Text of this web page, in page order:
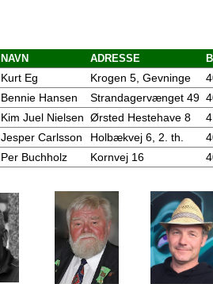
NAVN ADRESSE
Kurt Eg Krogen 5, Gevninge
Bennie Hansen Strandagervænget 49
Kim Juel Nielsen Ørsted Hestehave 8
Jesper Carlsson Holbækvej 6, 2. th.
Per Buchholz Kornvej 16